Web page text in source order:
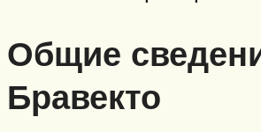
Общие
Бравекто